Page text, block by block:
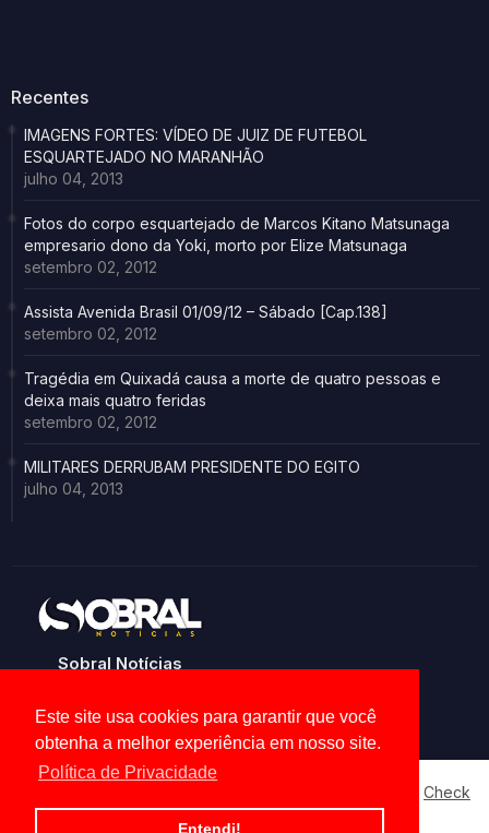
Este site usa cookies para garantir que você
obtenha a melhor experiência em nosso site.
Política de Privacidade
Entendi!
Recentes
IMAGENS FORTES: VÍDEO DE JUIZ DE FUTEBOL
ESQUARTEJADO NO MARANHÃO
julho 04, 2013
Fotos do corpo esquartejado de Marcos Kitano Matsunaga
empresario dono da Yoki, morto por Elize Matsunaga
setembro 02, 2012
Assista Avenida Brasil 01/09/12 – Sábado [Cap.138]
setembro 02, 2012
Tragédia em Quixadá causa a morte de quatro pessoas e
deixa mais quatro feridas
setembro 02, 2012
MILITARES DERRUBAM PRESIDENTE DO EGITO
julho 04, 2013
Sobral Notícias
Home About Contact us Privacy Policy
Check
Now